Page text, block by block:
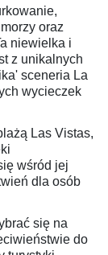
oraz
niewielka i
z unikalnych
sceneria La
wycieczek
Las Vistas,
wśród jej
dla osób
się na
do